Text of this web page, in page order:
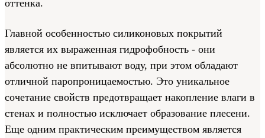
оттенка.
Главной особенностью силиконовых покрытий
является их выраженная гидрофобность - они
абсолютно не впитывают воду, при этом обладают
отличной паропроницаемостью. Это уникальное
сочетание свойств предотвращает накопление влаги в
стенах и полностью исключает образование плесени.
Еще одним практическим преимуществом является